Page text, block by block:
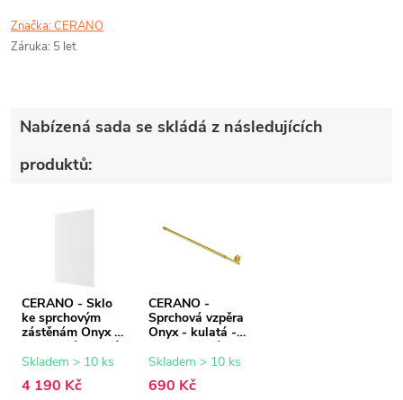
Značka:CERANO
Záruka: 5 let
Nabízená sada se skládá z následujících
produktů:
CERANO - Sklo
ke sprchovým
zástěnám Onyx -
8 mm - rýhované
sklo - 80x200 cm
Skladem > 10 ks
4 190 Kč
CERANO -
Sprchová vzpěra
Onyx - kulatá -
teleskopická -
zlatá - 77-140 cm
Skladem > 10 ks
690 Kč